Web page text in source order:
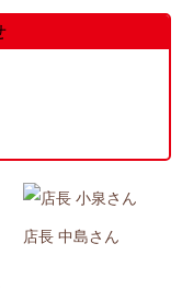
店長 中島さん